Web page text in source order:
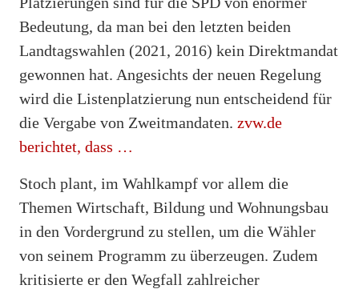
Bedeutung, da man bei den letzten beiden
Landtagswahlen (2021, 2016) kein Direktmandat
gewonnen hat. Angesichts der neuen Regelung
wird die Listenplatzierung nun entscheidend für
die Vergabe von Zweitmandaten. zvw.de
berichtet, dass …
Stoch plant, im Wahlkampf vor allem die
Themen Wirtschaft, Bildung und Wohnungsbau
in den Vordergrund zu stellen, um die Wähler
von seinem Programm zu überzeugen. Zudem
kritisierte er den Wegfall zahlreicher